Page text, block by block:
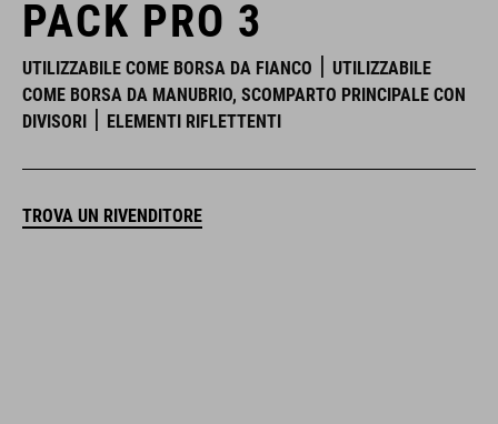
PACK PRO 3
UTILIZZABILE COME BORSA DA FIANCO
UTILIZZABILE
COME BORSA DA MANUBRIO, SCOMPARTO PRINCIPALE CON
DIVISORI
ELEMENTI RIFLETTENTI
TROVA UN RIVENDITORE